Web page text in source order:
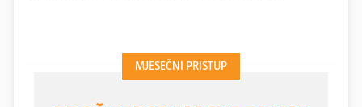
životu neće pogoditi... Šteta, bili smo dobri, u
prvom poluvremenu smo bili malo teški, osjećalo